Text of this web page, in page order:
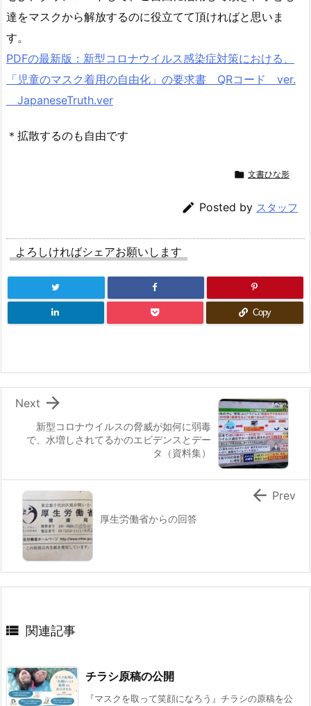
達をマスクから解放するのに役立てて頂ければと思いま
す。
PDFの最新版：新型コロナウイルス感染症対策における、
「児童のマスク着用の自由化」の要求書 QRコード ver.
JapaneseTruth.ver
＊拡散するのも自由です
 文書ひな形
 Posted by スタッフ
よろしければシェアお願いします
Copy
新型コロナウイルスの脅威が如何に弱毒
で、水増しされてるかのエビデンスとデー
タ（資料集）

Next
厚生労働省からの回答
 Prev
 関連記事
チラシ原稿の公開
『マスクを取って笑顔になろう』チラシの原稿を公